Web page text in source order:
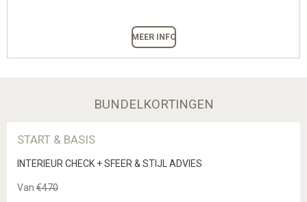
MEER INFO
BUNDELKORTINGEN
START & BASIS
INTERIEUR CHECK + SFEER & STIJL ADVIES
Van €470